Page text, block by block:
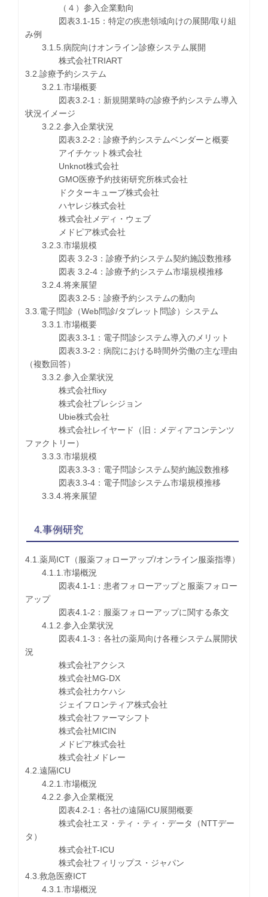
（４）参入企業動向
図表3.1-15：特定の疾患領域向けの展開/取り組
み例
3.1.5.病院向けオンライン診療システム展開
株式会社TRIART
3.2.診療予約システム
3.2.1.市場概要
図表3.2-1：新規開業時の診療予約システム導入
状況イメージ
3.2.2.参入企業状況
図表3.2-2：診療予約システムベンダーと概要
アイチケット株式会社
Unknot株式会社
GMO医療予約技術研究所株式会社
ドクターキューブ株式会社
ハヤレジ株式会社
株式会社メディ・ウェブ
メドピア株式会社
3.2.3.市場規模
図表 3.2-3：診療予約システム契約施設数推移
図表 3.2-4：診療予約システム市場規模推移
3.2.4.将来展望
図表3.2-5：診療予約システムの動向
3.3.電子問診（Web問診/タブレット問診）システム
3.3.1.市場概要
図表3.3-1：電子問診システム導入のメリット
図表3.3-2：病院における時間外労働の主な理由
（複数回答）
3.3.2.参入企業状況
株式会社flixy
株式会社プレシジョン
Ubie株式会社
株式会社レイヤード（旧：メディアコンテンツ
ファクトリー）
3.3.3.市場規模
図表3.3-3：電子問診システム契約施設数推移
図表3.3-4：電子問診システム市場規模推移
3.3.4.将来展望
4.事例研究
4.1.薬局ICT（服薬フォローアップ/オンライン服薬指導）
4.1.1.市場概況
図表4.1-1：患者フォローアップと服薬フォロー
アップ
図表4.1-2：服薬フォローアップに関する条文
4.1.2.参入企業状況
図表4.1-3：各社の薬局向け各種システム展開状
況
株式会社アクシス
株式会社MG-DX
株式会社カケハシ
ジェイフロンティア株式会社
株式会社ファーマシフト
株式会社MICIN
メドピア株式会社
株式会社メドレー
4.2.遠隔ICU
4.2.1.市場概況
4.2.2.参入企業概況
図表4.2-1：各社の遠隔ICU展開概要
株式会社エヌ・ティ・ティ・データ（NTTデー
タ）
株式会社T-ICU
株式会社フィリップス・ジャパン
4.3.救急医療ICT
4.3.1.市場概況